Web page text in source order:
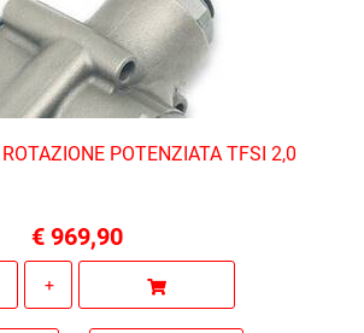
POTENZIATA TFSI 2,0
€ 969,90